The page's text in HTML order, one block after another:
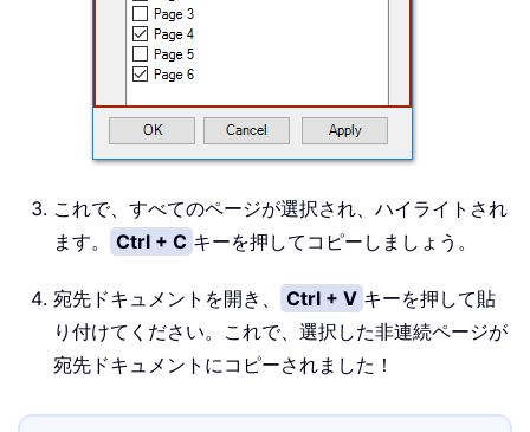
これで、すべてのページが選択され、ハイライトされ
ます。
Ctrl + C キーを押してコピーしましょう。
宛先ドキュメントを開き、 Ctrl + V キーを押して貼
り付けてください。これで、選択した非連続ページが
宛先ドキュメントにコピーされました！